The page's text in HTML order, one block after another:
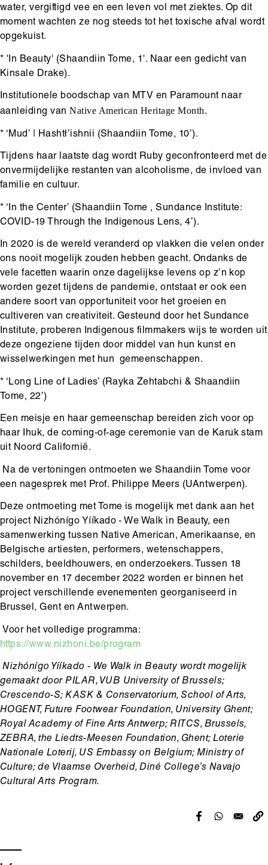
water, vergiftigd vee en een leven vol met ziektes. Op dit
moment wachten ze nog steeds tot het toxische afval wordt
opgekuist.
* 'In Beauty' (Shaandiin Tome, 1'. Naar een gedicht van
Kinsale Drake).
Institutionele boodschap van MTV en Paramount naar
aanleiding vanNative American Heritage Month.
* ‘Mud’ | Hashtł’ishnii (Shaandiin Tome, 10’).
Tijdens haar laatste dag wordt Ruby geconfronteerd met de
onvermijdelijke restanten van alcoholisme, de invloed van
familie en cultuur.
* ‘In the Center’ (Shaandiin Tome , Sundance Institute:
COVID-19 Through the Indigenous Lens, 4’).
In 2020 is de wereld veranderd op vlakken die velen onder
ons nooit mogelijk zouden hebben geacht. Ondanks de
vele facetten waarin onze dagelijkse levens op z’n kop
worden gezet tijdens de pandemie, ontstaat er ook een
andere soort van opportuniteit voor het groeien en
cultiveren van creativiteit. Gesteund door het Sundance
Institute, proberen Indigenous filmmakers wijs te worden uit
deze ongeziene tijden door middel van hun kunst en
wisselwerkingen met hun gemeenschappen.
* ‘Long Line of Ladies’ (Rayka Zehtabchi & Shaandiin
Tome, 22’)
Een meisje en haar gemeenschap bereiden zich voor op
haar Ihuk, de coming-of-age ceremonie van de Karuk stam
uit Noord Californië.
Na de vertoningen ontmoeten we Shaandiin Tome voor
een nagesprek met Prof. Philippe Meers (UAntwerpen).
Deze ontmoeting met Tome is mogelijk met dank aan het
project Nizhónígo Yííkado - We Walk in Beauty, een
samenwerking tussen Native American, Amerikaanse, en
Belgische artiesten, performers, wetenschappers,
schilders, beeldhouwers, en onderzoekers. Tussen 18
november en 17 december 2022 worden er binnen het
project verschillende evenementen georganiseerd in
Brussel, Gent en Antwerpen.
Voor het volledige programma:
https://www.nizhoni.be/program
Nizhónígo Yííkado - We Walk in Beauty wordt mogelijk
gemaakt door PILAR, VUB University of Brussels;
Crescendo-S; KASK & Conservatorium, School of Arts,
HOGENT, Future Footwear Foundation, University Ghent;
Royal Academy of Fine Arts Antwerp; RITCS, Brussels,
ZEBRA, the Liedts-Meesen Foundation, Ghent; Loterie
Nationale Loterij, US Embassy on Belgium; Ministry of
Culture; de Vlaamse Overheid, Diné College’s Navajo
Cultural Arts Program.